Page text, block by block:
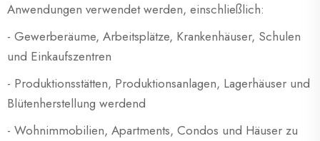
Anwendungen verwendet werden, einschließlich:
- Gewerberäume, Arbeitsplätze, Krankenhäuser, Schulen
und Einkaufszentren
- Produktionsstätten, Produktionsanlagen, Lagerhäuser und
Blütenherstellung werdend
- Wohnimmobilien, Apartments, Condos und Häuser zu